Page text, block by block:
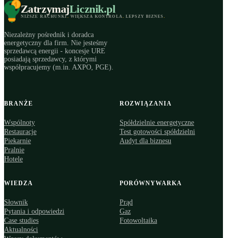
ZatrzymajLicznik.pl
NIŻSZE RACHUNKI. WIĘKSZA KONTROLA. LEPSZY BIZNES .
Niezależny pośrednik i doradca
energetyczny dla firm. Nie jesteśmy
sprzedawcą energii - koncesje URE
posiadają sprzedawcy, z którymi
współpracujemy (m.in. AXPO, PGE).
BRANŻE
Wspólnoty
Restauracje
Piekarnie
Pralnie
Hotele
ROZWIĄZANIA
Spółdzielnie energetyczne
Test gotowości spółdzielni
Audyt dla biznesu
WIEDZA
Słownik
Pytania i odpowiedzi
Case studies
Aktualności
PORÓWNYWARKA
Prąd
Gaz
Fotowoltaika